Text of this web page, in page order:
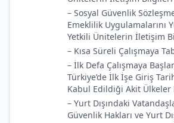
– Sosyal Güvenlik
Emeklilik Uygulamalarını
Yetkili Ünitelerin İletişim
– Kısa Süreli Çalışmaya
– İlk Defa Çalışmaya
Türkiye’de İlk İşe Giriş
Kabul Edildiği Akit Ülkeler
– Yurt Dışındaki
Güvenlik Hakları ve Yurt